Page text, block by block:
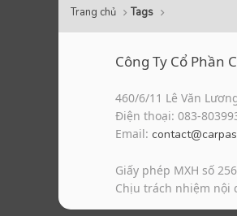
Trang chủ Tags
Công Ty Cổ Phần
460/6/11 Lê Văn
Điện thoại: 083-
Email:
Giấy phép MXH số
Chịu trách nhiệm nội